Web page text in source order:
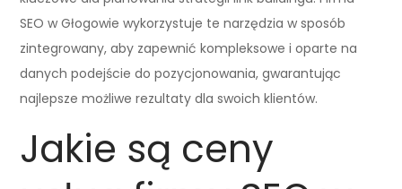
SEO w Głogowie wykorzystuje te narzędzia w sposób
zintegrowany, aby zapewnić kompleksowe i oparte na
danych podejście do pozycjonowania, gwarantując
najlepsze możliwe rezultaty dla swoich klientów.
Jakie są ceny